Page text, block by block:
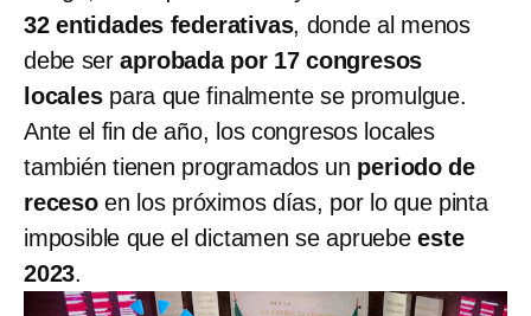
32 entidades federativas, donde al menos
debe seraprobada por 17 congresos
localespara que finalmente se promulgue.
Ante el fin de año, los congresos locales
también tienen programados un periodo de
recesoen los próximos días, por lo que pinta
imposible que el dictamen se apruebeeste
2023.